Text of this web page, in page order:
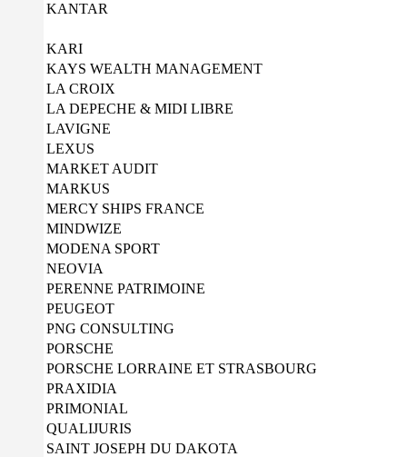
KANTAR
KARI
KAYS WEALTH MANAGEMENT
LA CROIX
LA DEPECHE & MIDI LIBRE
LAVIGNE
LEXUS
MARKET AUDIT
MARKUS
MERCY SHIPS FRANCE
MINDWIZE
MODENA SPORT
NEOVIA
PERENNE PATRIMOINE
PEUGEOT
PNG CONSULTING
PORSCHE
PORSCHE LORRAINE ET STRASBOURG
PRAXIDIA
PRIMONIAL
QUALIJURIS
SAINT JOSEPH DU DAKOTA